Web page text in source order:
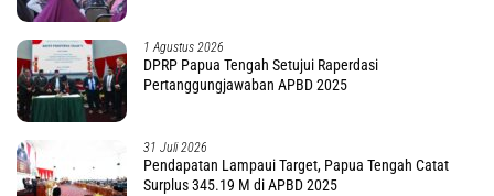
1 Agustus 2026
DPRP Papua Tengah Setujui Raperdasi
Pertanggungjawaban APBD 2025
31 Juli 2026
Pendapatan Lampaui Target, Papua Tengah Catat
Surplus 345.19 M di APBD 2025